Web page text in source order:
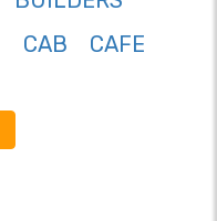
CAB
CAFE